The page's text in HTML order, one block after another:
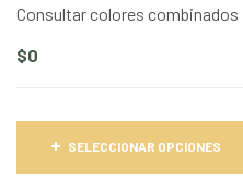
Consultar colores combinados
$0
SELECCIONAR OPCIONES